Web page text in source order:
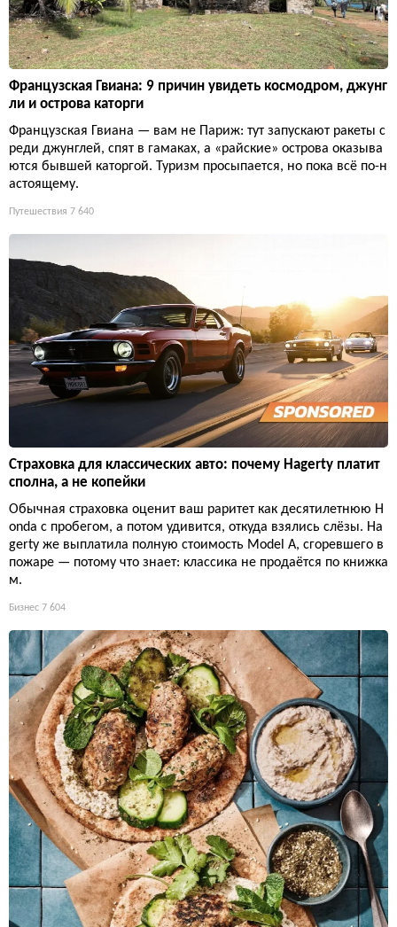
Французская Гвиана: 9 причин увидеть космодром, джунг
ли и острова каторги
Французская Гвиана — вам не Париж: тут запускают ракеты с
реди джунглей, спят в гамаках, а «райские» острова оказыва
ются бывшей каторгой. Туризм просыпается, но пока всё по-н
астоящему.
Путешествия 7 640
Страховка для классических авто: почему Hagerty платит
сполна, а не копейки
Обычная страховка оценит ваш раритет как десятилетнюю H
onda с пробегом, а потом удивится, откуда взялись слёзы. Ha
gerty же выплатила полную стоимость Model A, сгоревшего в
пожаре — потому что знает: классика не продаётся по книжка
м.
Бизнес 7 604